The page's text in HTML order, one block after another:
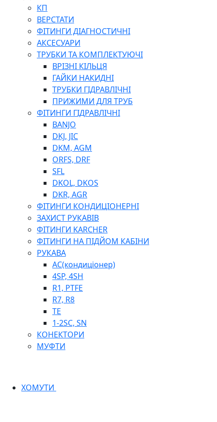
КП
ВЕРСТАТИ
ФІТИНГИ ДІАГНОСТИЧНІ
АКСЕСУАРИ
ТРУБКИ ТА КОМПЛЕКТУЮЧІ
ВРІЗНІ КІЛЬЦЯ
ГАЙКИ НАКИДНІ
ТРУБКИ ГІДРАВЛІЧНІ
ПРИЖИМИ ДЛЯ ТРУБ
ФІТИНГИ ГІДРАВЛІЧНІ
BANJO
DKJ, JIC
DKM, AGM
ORFS, DRF
SFL
DKOL, DKOS
DKR, AGR
ФІТИНГИ КОНДИЦІОНЕРНІ
ЗАХИСТ РУКАВІВ
ФІТИНГИ KARCHER
ФІТИНГИ НА ПІДЙОМ КАБІНИ
РУКАВА
AC(кондиціонер)
4SP, 4SH
R1, PTFE
R7, R8
TE
1-2SC, SN
КОНЕКТОРИ
МУФТИ
ХОМУТИ